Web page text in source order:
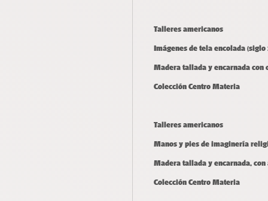
Talleres americanos
Imágenes de tela encolada
Madera tallada y encarnada con
Colección Centro Materia
Talleres americanos
Manos y pies de imaginería
Madera tallada y encarnada,
Colección Centro Materia